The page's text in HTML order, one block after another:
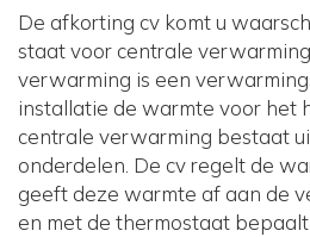
De afkorting cv komt u
staat voor centrale
verwarming is een
installatie de warmte voor het
centrale verwarming bestaat
onderdelen. De cv regelt de
geeft deze warmte af aan de
en met de thermostaat